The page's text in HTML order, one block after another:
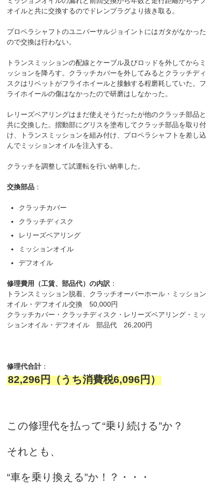
オイルと共に交換するのでドレンプラグより抜き取る。
プロペラシャフトのユニバーサルジョイントにはガタがなかった
ので交換は行わない。
トランスミッションの配線とケーブル及びロッドを外してからミ
ッションを降ろす。クラッチカバーを外してみるとクラッチディ
スクはリベットがフライホイールと接触する程磨耗していた。フ
ライホイールの傷はなかったので研磨はしなかった。
レリーズベアリングはまだ使えそうだったが他のクラッチ部品と
共に交換した。摺動部にグリスを塗布してクラッチ部品を取り付
け、トランスミッションを組み付け、プロペラシャフトを差し込
んでミッションオイルを注入する。
クラッチを調整して試運転を行い納車した。
交換部品 ：
クラッチカバー
クラッチディスク
レリーズベアリング
ミッションオイル
デフオイル
修理費用（工賃、部品代）の内訳 ：
トランスミッション脱着、クラッチオーバーホール・ミッション
オイル・デフオイル交換 50,000円
クラッチカバー・クラッチディスク・レリーズベアリング・ミッ
ションオイル・デフオイル 部品代 26,200円
修理代合計 ：
82,296円（うち消費税6,096円）
この修理代を払って“乗り続ける”か？
それとも、
“車を乗り換える”か！？・・・